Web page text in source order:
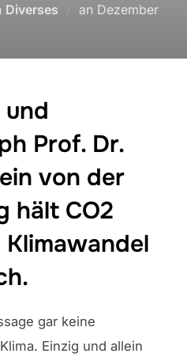
Diverses an Veröffentlicht
Dezember
und
Prof. Dr.
von der
hält CO2
gar keine
Einzig und allein